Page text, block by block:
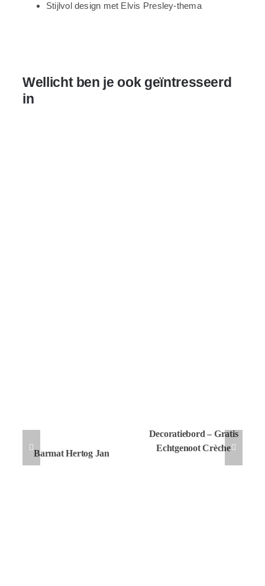
Stijlvol design met Elvis Presley-thema
Wellicht ben je ook geïntresseerd
in
Barmat Hertog Jan
Decoratiebord – Gratis
Echtgenoot Crèche